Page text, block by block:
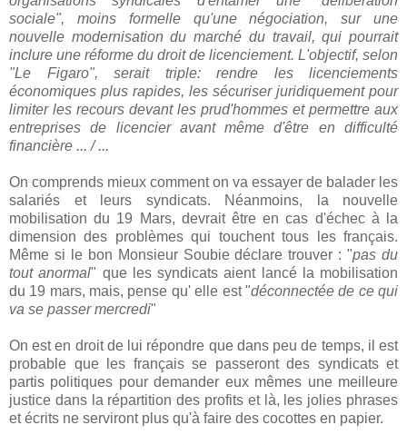
sociale", moins formelle qu'une négociation, sur une
nouvelle modernisation du marché du travail, qui pourrait
inclure une réforme du droit de licenciement. L'objectif, selon
"Le Figaro", serait triple: rendre les licenciements
économiques plus rapides, les sécuriser juridiquement pour
limiter les recours devant les prud'hommes et permettre aux
entreprises de licencier avant même d'être en difficulté
financière ... / ...
On comprends mieux comment on va essayer de balader les
salariés et leurs syndicats. Néanmoins, la nouvelle
mobilisation du 19 Mars, devrait être en cas d'échec à la
dimension des problèmes qui touchent tous les français.
Même si le bon Monsieur Soubie déclare trouver : "pas du
tout anormal" que les syndicats aient lancé la mobilisation
du 19 mars, mais, pense qu' elle est "déconnectée de ce qui
va se passer mercredi"
On est en droit de lui répondre que dans peu de temps, il est
probable que les français se passeront des syndicats et
partis politiques pour demander eux mêmes une meilleure
justice dans la répartition des profits et là, les jolies phrases
et écrits ne serviront plus qu'à faire des cocottes en papier.